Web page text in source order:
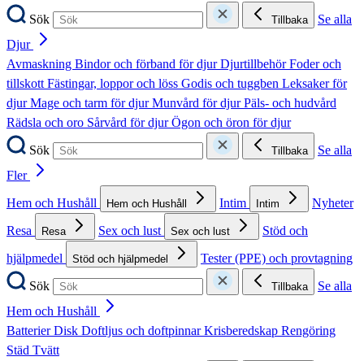
Sök
Tillbaka
Se alla
Djur
Avmaskning Bindor och förband för djurDjurtillbehörFoder och
tillskottFästingar, loppor och löss Godis och tuggben Leksaker för
djurMage och tarm för djurMunvård för djurPäls- och hudvård
Rädsla och oro Sårvård för djurÖgon och öron för djur
Sök
Tillbaka
Se alla
Fler
Hem och Hushåll
Hem och Hushåll Intim Intim
Nyheter
Resa
Resa Sex och lust Sex och lust
Stöd och
hjälpmedel
Stöd och hjälpmedel
Tester (PPE) och provtagning
Sök
Tillbaka
Se alla
Hem och Hushåll
BatterierDisk Doftljus och doftpinnarKrisberedskap Rengöring
Städ Tvätt